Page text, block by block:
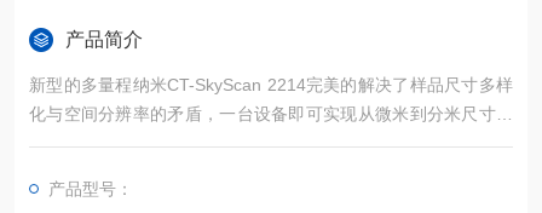
产品简介
新型的多量程纳米CT-SkyScan 2214完美的解决了样品尺寸多样
化与空间分辨率的矛盾，一台设备即可实现从微米到分米尺寸样
品的高分辨率扫描。创新性的采用几何放大与光纤放大相结合的
微米级的分辨率，同时还解决了光学透镜二级放大带 来的扫描效
产品型号：